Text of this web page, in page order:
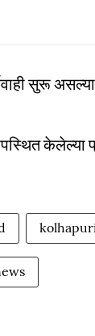
सुरू
केलेल्या